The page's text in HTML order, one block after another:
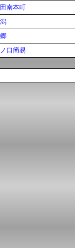
南本町
口簡易